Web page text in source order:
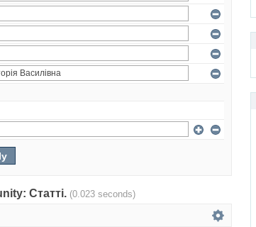
Статті. (0.023 seconds)